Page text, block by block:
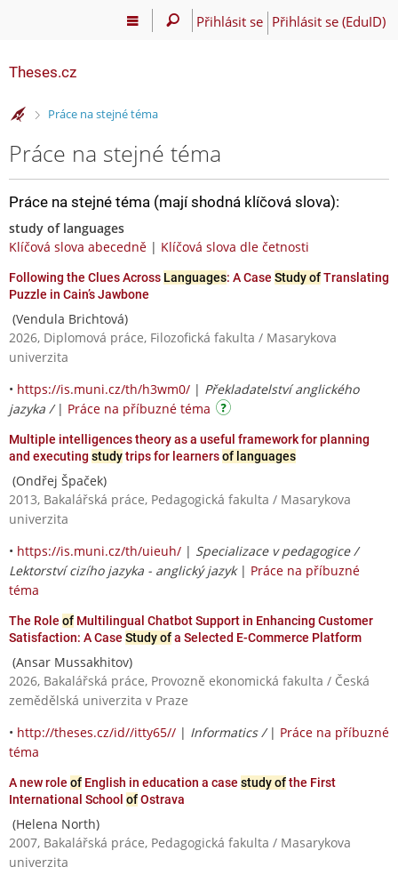
Přihlásit se Přihlásit se (EduID)
Theses.cz
>Práce na stejné téma
Práce na stejné téma
Práce na stejné téma (mají shodná klíčová slova):
study of languages
Klíčová slova abecedně | Klíčová slova dle četnosti
Following the Clues Across Languages: A Case Study ofTranslating
Puzzle in Cain’s Jawbone
(Vendula Brichtová)
2026, Diplomová práce, Filozofická fakulta / Masarykova
univerzita
• https://is.muni.cz/th/h3wm0/ | Překladatelství anglického
jazyka / | Práce na příbuzné téma
Multiple intelligences theory as a useful framework for planning
and executing studytrips for learnersof languages
(Ondřej Špaček)
2013, Bakalářská práce, Pedagogická fakulta / Masarykova
univerzita
• https://is.muni.cz/th/uieuh/ | Specializace v pedagogice /
Lektorství cizího jazyka - anglický jazyk| Práce na příbuzné
téma
The Role of Multilingual Chatbot Support in Enhancing Customer
Satisfaction: A Case Study ofa Selected E-Commerce Platform
(Ansar Mussakhitov)
2026, Bakalářská práce, Provozně ekonomická fakulta / Česká
zemědělská univerzita v Praze
• http://theses.cz/id//itty65// | Informatics / | Práce na příbuzné
téma
A new role of English in education a case study ofthe First
International School ofOstrava
(Helena North)
2007, Bakalářská práce, Pedagogická fakulta / Masarykova
univerzita